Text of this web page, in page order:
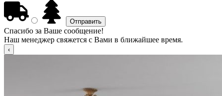
Спасибо за Ваше сообщение!
Наш менеджер свяжется с Вами в ближайшее время.